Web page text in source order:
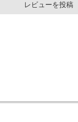
レビューを投稿